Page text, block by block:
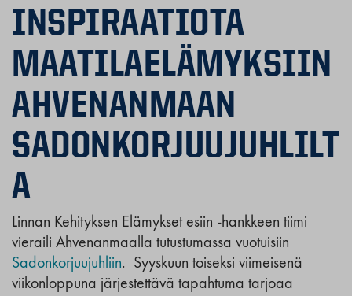
INSPIRAATIOTA
MAATILAELÄMYKSIIN
AHVENANMAAN
SADONKORJUUJUHLILT
A
Linnan Kehityksen Elämykset esiin -hankkeen tiimi
vieraili Ahvenanmaalla tutustumassa vuotuisiin
Sadonkorjuujuhliin. Syyskuun toiseksi viimeisenä
viikonloppuna järjestettävä tapahtuma tarjoaa